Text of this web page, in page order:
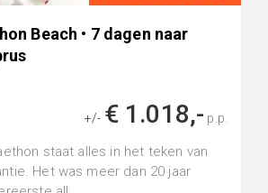
Beach • 7 dagen naar
+/- € 1.018,- p.p.
staat alles in het teken van
Het was meer dan 20 jaar